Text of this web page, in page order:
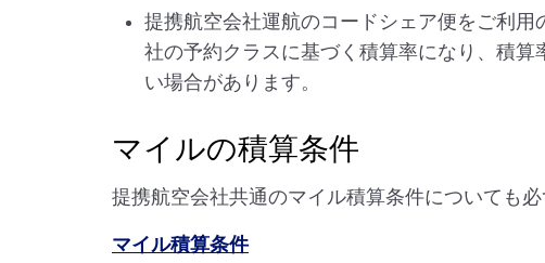
提携航空会社運航のコードシェア便をご利用
社の予約クラスに基づく積算率になり、積算
い場合があります。
マイルの積算条件
提携航空会社共通のマイル積算条件についても必
マイル積算条件